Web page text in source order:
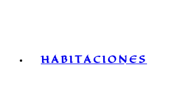
HABITACIONES